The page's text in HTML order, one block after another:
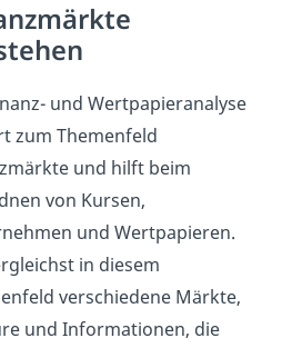
und Wertpapieranalyse
zum Themenfeld
und hilft beim
von Kursen,
und Wertpapieren.
in diesem
verschiedene Märkte,
und Informationen, die